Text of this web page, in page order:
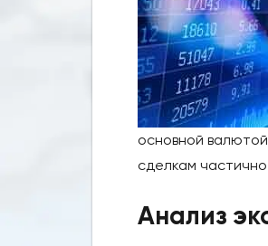
основной
сделкам
Анализ